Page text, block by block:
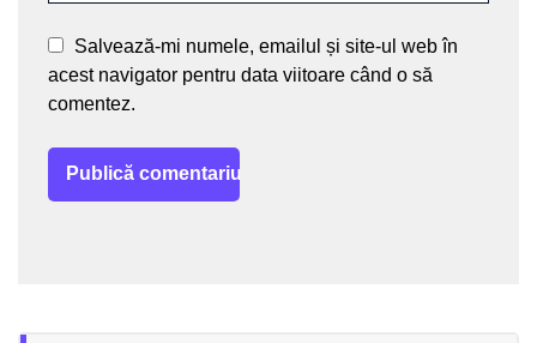
Salvează-mi numele, emailul și site-ul web în
acest navigator pentru data viitoare când o să
comentez.